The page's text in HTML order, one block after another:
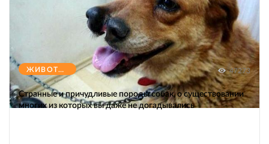
ЖИВОТНЫЕ 47273
Странные и причудливые породы собак, о существовании
многих из которых вы даже не догадывались